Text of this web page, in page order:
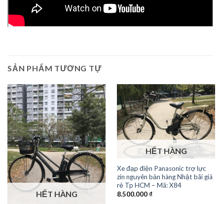
SẢN PHẨM TƯƠNG TỰ
HẾT HÀNG
HẾT HÀNG
Xe đạp điện Panasonic trợ lực
zin nguyên bản hàng Nhật bãi giá
rẻ Tp HCM – Mã: X84
8.500.000₫